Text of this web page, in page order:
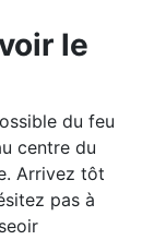
le
du feu
centre du
Arrivez tôt
pas à